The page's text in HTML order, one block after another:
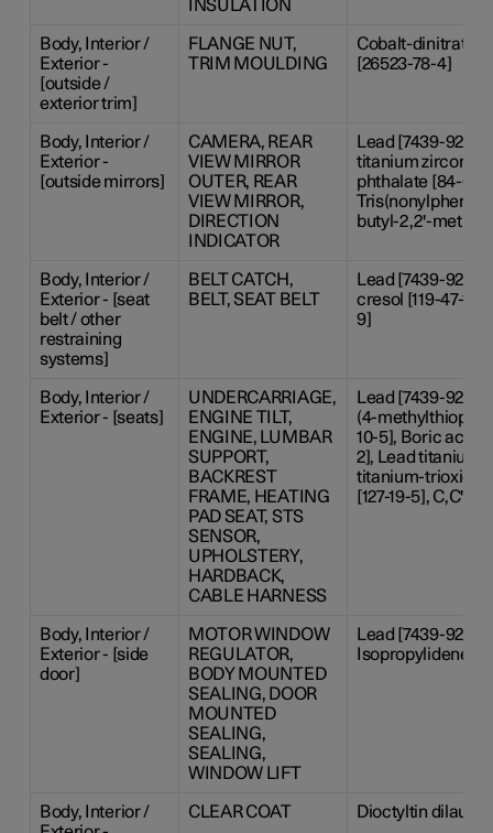
INSULATION
Body, Interior /
Exterior -
[outside /
exterior trim]
FLANGE NUT,
TRIM MOULDING
Cobalt-dinitrate
[26523-78-4]
Body, Interior /
Exterior -
[outside mirrors]
CAMERA, REAR
VIEW MIRROR
OUTER, REAR
VIEW MIRROR,
DIRECTION
INDICATOR
Lead [7439-92-
titanium
phthalate [84-61-
butyl-2,2'-
Body, Interior /
Exterior - [seat
belt / other
restraining
systems]
BELT CATCH,
BELT, SEAT BELT
Lead [7439-92-
cresol [119-47-1],
9]
Body, Interior /
Exterior - [seats]
UNDERCARRIAGE,
ENGINE TILT,
ENGINE, LUMBAR
SUPPORT,
BACKREST
FRAME, HEATING
PAD SEAT, STS
SENSOR,
UPHOLSTERY,
HARDBACK,
CABLE HARNESS
Lead [7439-92-
(4-
10-5], Boric acid
2], Lead titanium
titanium-trioxide
[127-19-5], C,C'-
Body, Interior /
Exterior - [side
door]
MOTOR WINDOW
REGULATOR,
BODY MOUNTED
SEALING, DOOR
MOUNTED
SEALING,
SEALING,
WINDOW LIFT
Lead [7439-92-
Body, Interior /
CLEAR COAT Dioctyltin